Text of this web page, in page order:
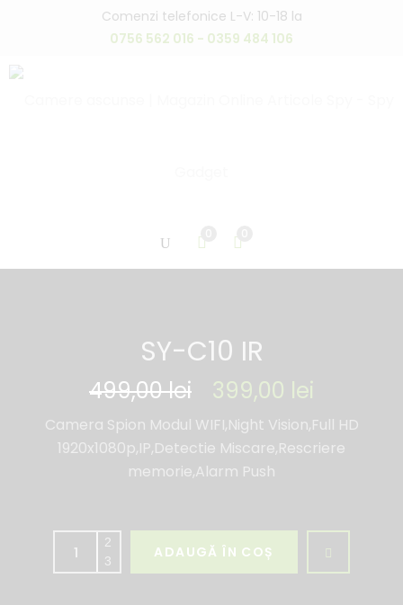
Comenzi telefonice L-V: 10-18 la
0756 562 016 - 0359 484 106
SY-C10 IR
499,00lei 399,00 lei
Camera Spion Modul WIFI,Night Vision,Full HD
1920x1080p,IP,Detectie Miscare,Rescriere
memorie,Alarm Push
ADAUGĂ ÎN COȘ